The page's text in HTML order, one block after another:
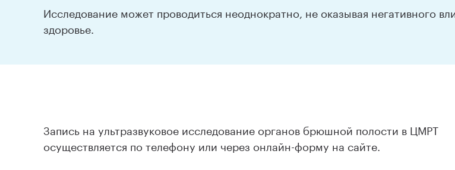
Исследование может проводиться неоднократно, не оказывая негативного
здоровье.
Запись на ультразвуковое исследование органов брюшной полости в ЦМРТ
осуществляется по телефону или через онлайн-форму на сайте.